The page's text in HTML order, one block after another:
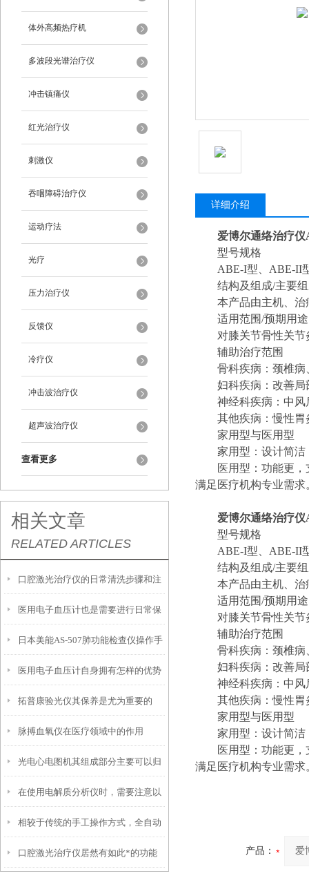
体外高频热疗机
多波段光谱治疗仪
冲击镇痛仪
红光治疗仪
刺激仪
吞咽障碍治疗仪
运动疗法
光疗
压力治疗仪
反馈仪
冷疗仪
冲击波治疗仪
超声波治疗仪
查看更多
相关文章
RELATED ARTICLES
口腔激光治疗仪的日常清洗步骤和注
意事项
医用电子血压计也是需要进行日常保
养的
日本美能AS-507肺功能检查仪操作手
册
医用电子血压计自身拥有怎样的优势
呢？
拓普康验光仪其保养是尤为重要的
脉搏血氧仪在医疗领域中的作用
光电心电图机其组成部分主要可以归
纳为以下三大核心模块
在使用电解质分析仪时，需要注意以
下几个重要的事项
相较于传统的手工操作方式，全自动
凝血测试仪具有以下优势
口腔激光治疗仪居然有如此*的功能
详细介绍
爱博尔通络治疗
型号规格
ABE-I型、ABE-II
结构及组成/主要
本产品由主机、
适用范围/预期用途
对膝关节骨性关
辅助治疗范围
骨科疾病：颈椎
妇科疾病：改善
神经科疾病：中
其他疾病：慢性
家用型与医用型
家用型：设计简
医用型：功能更
满足医疗机构专业需求
爱博尔通络治疗
型号规格
ABE-I型、ABE-II
结构及组成/主要
本产品由主机、
适用范围/预期用途
对膝关节骨性关
辅助治疗范围
骨科疾病：颈椎
妇科疾病：改善
神经科疾病：中
其他疾病：慢性
家用型与医用型
家用型：设计简
医用型：功能更
满足医疗机构专业需求
产品：